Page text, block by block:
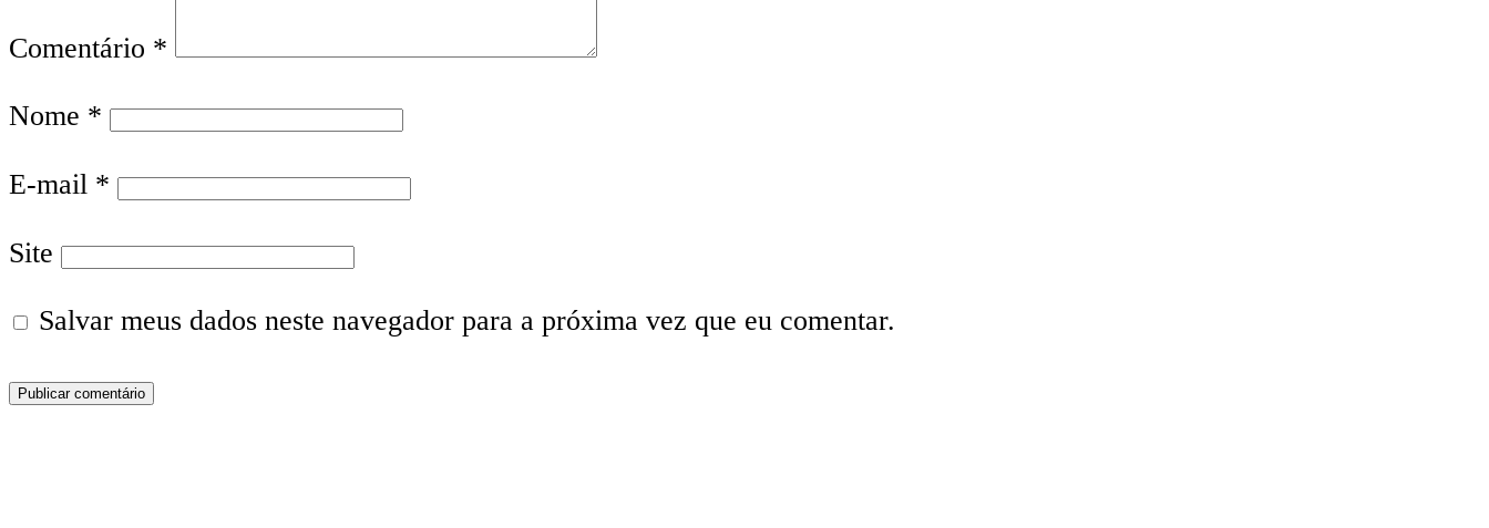
Comentário *
Nome *
E-mail *
Site
Salvar meus dados neste navegador para a próxima vez que eu comentar.